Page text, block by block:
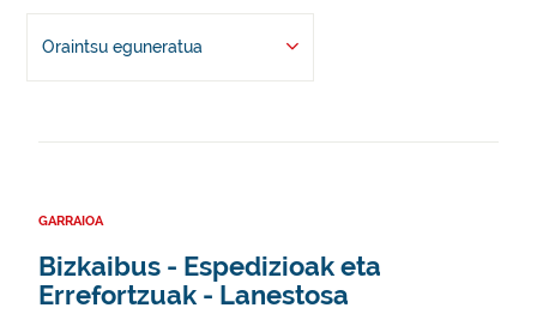
Oraintsu eguneratua
GARRAIOA
Bizkaibus - Espedizioak eta
Errefortzuak - Lanestosa